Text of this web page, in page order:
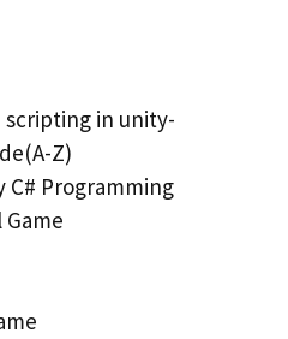
in unity-
Z)
C# Programming
Game